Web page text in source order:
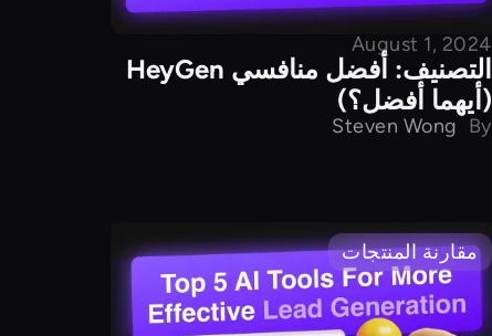
August 1, 2024
التصنيف: أفضل منافسي HeyGen
(أيهما أفضل؟)
By
Steven Wong
مقارنة المنتجات